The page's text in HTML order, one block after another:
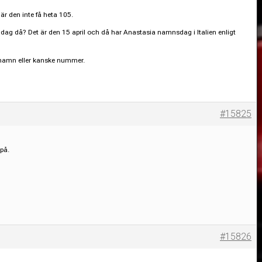
den inte få heta 105.
då? Det är den 15 april och då har Anastasia namnsdag i Italien enligt
eller kanske nummer.
#15825
#15826